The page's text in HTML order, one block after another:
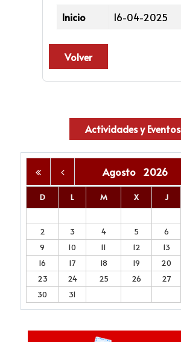
Inicio 16-04-2025
Volver
Actividades y Eventos
Agosto 2026
D L M X J
2
3 4 5 6
9
10 11 12 13
16
17 18 19 20
23
24 25 26 27
30
31